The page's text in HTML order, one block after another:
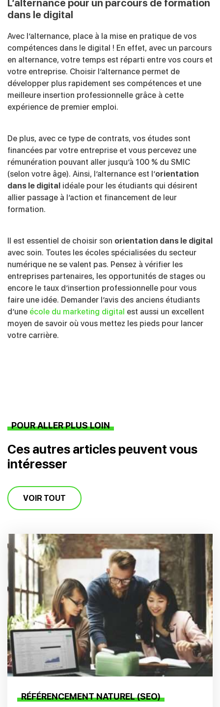
L’alternance pour un parcours de formation
dans le digital
Avec l’alternance, place à la mise en pratique de vos
compétences dans le digital ! En effet, avec un parcours
en alternance, votre temps est réparti entre vos cours et
votre entreprise. Choisir l’alternance permet de
développer plus rapidement ses compétences et une
meilleure insertion professionnelle grâce à cette
expérience de premier emploi.
De plus, avec ce type de contrats, vos études sont
financées par votre entreprise et vous percevez une
rémunération pouvant aller jusqu’à 100 % du SMIC
(selon votre âge). Ainsi, l’alternance est l’orientation
dans le digital idéale pour les étudiants qui désirent
allier passage à l’action et financement de leur
formation.
Il est essentiel de choisir son orientation dans le digital
avec soin. Toutes les écoles spécialisées du secteur
numérique ne se valent pas. Pensez à vérifier les
entreprises partenaires, les opportunités de stages ou
encore le taux d’insertion professionnelle pour vous
faire une idée. Demander l’avis des anciens étudiants
d’une école du marketing digital est aussi un excellent
moyen de savoir où vous mettez les pieds pour lancer
votre carrière.
POUR ALLER PLUS LOIN
Ces autres articles peuvent vous
intéresser
VOIR TOUT
RÉFÉRENCEMENT NATUREL (SEO)